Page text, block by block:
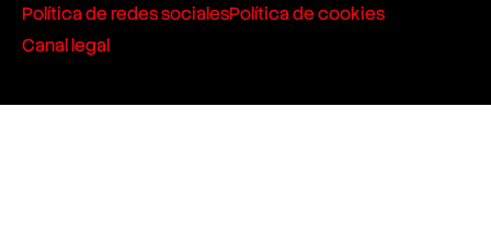
Política de redes socialesPolítica de cookies
Canal legal